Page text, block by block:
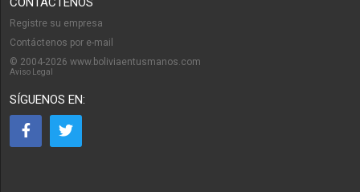
Registre su empresa
Contáctenos por e-mail
© 2004-2026 www.boliviaentusmanos.com
Aviso Legal
SÍGUENOS EN: